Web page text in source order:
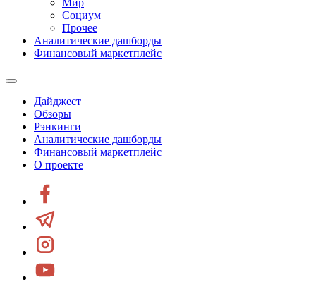
Мир
Социум
Прочее
Аналитические дашборды
Финансовый маркетплейс
Дайджест
Обзоры
Рэнкинги
Аналитические дашборды
Финансовый маркетплейс
О проекте